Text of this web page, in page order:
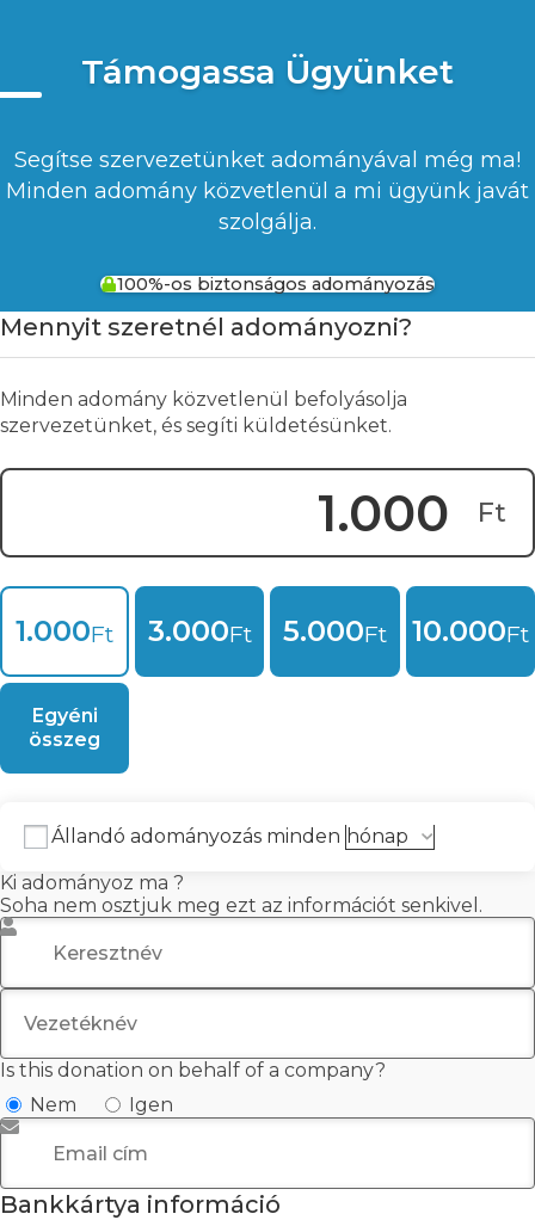
Támogassa Ügyünket
Segítse szervezetünket adományával még ma!
Minden adomány közvetlenül a mi ügyünk javát
szolgálja.
100%-os biztonságos adományozás
Mennyit szeretnél adományozni?
Minden adomány közvetlenül befolyásolja
szervezetünket, és segíti küldetésünket.
Ft
1.000Ft 3.000Ft 5.000Ft 10.000Ft
Egyéni
összeg
Állandó adományozás minden
Ki adományoz ma ?
Soha nem osztjuk meg ezt az információt senkivel.
Keresztnév
Vezetéknév
Is this donation on behalf of a company?
Nem
Igen
Email cím
Bankkártya információ